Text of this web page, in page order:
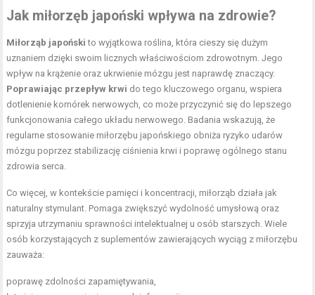
Jak miłorzęb japoński wpływa na zdrowie?
Miłorząb japoński to wyjątkowa roślina, która cieszy się dużym
uznaniem dzięki swoim licznych właściwościom zdrowotnym. Jego
wpływ na krążenie oraz ukrwienie mózgu jest naprawdę znaczący.
Poprawiając przepływ krwi do tego kluczowego organu, wspiera
dotlenienie komórek nerwowych, co może przyczynić się do lepszego
funkcjonowania całego układu nerwowego. Badania wskazują, że
regularne stosowanie miłorzębu japońskiego obniża ryzyko udarów
mózgu poprzez stabilizację ciśnienia krwi i poprawę ogólnego stanu
zdrowia serca.
Co więcej, w kontekście pamięci i koncentracji, miłorząb działa jak
naturalny stymulant. Pomaga zwiększyć wydolność umysłową oraz
sprzyja utrzymaniu sprawności intelektualnej u osób starszych. Wiele
osób korzystających z suplementów zawierających wyciąg z miłorzębu
zauważa:
poprawę zdolności zapamiętywania,